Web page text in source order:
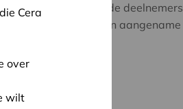
wil Cera Coopburo de deelnemers
ondernemen op een aangename
Cera
over
wilt